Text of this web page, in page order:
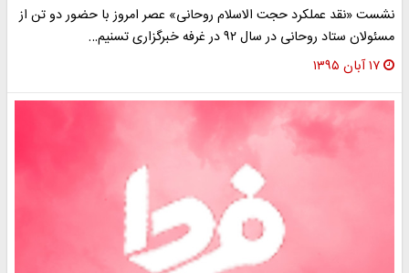
نشست «نقد عملکرد حجت الاسلام روحانی» عصر امروز با حضور دو تن از
مسئولان ستاد روحانی در سال ۹۲ در غرفه خبرگزاری تسنیم…
۱۷ آبان ۱۳۹۵